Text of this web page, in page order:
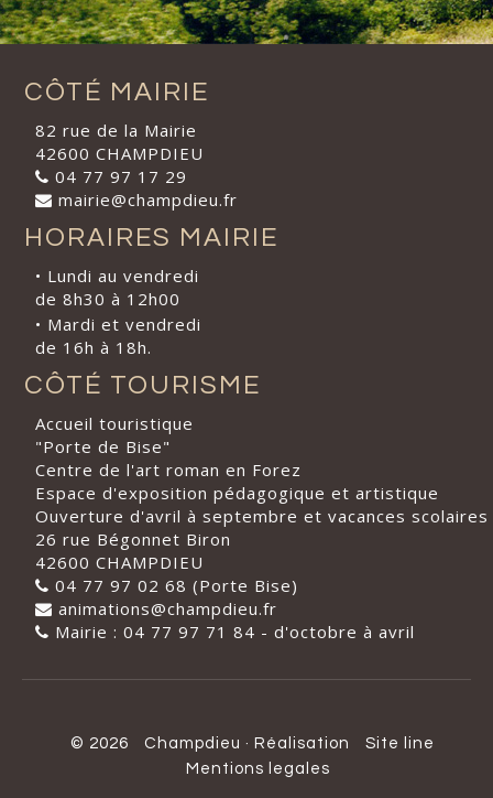
CÔTÉ MAIRIE
82 rue de la Mairie
42600 CHAMPDIEU
04 77 97 17 29
mairie@champdieu.fr
HORAIRES MAIRIE
• Lundi au vendredi
de 8h30 à 12h00
• Mardi et vendredi
de 16h à 18h.
CÔTÉ TOURISME
Accueil touristique
"Porte de Bise"
Centre de l'art roman en Forez
Espace d'exposition pédagogique et artistique
Ouverture d'avril à septembre et vacances scolaires
26 rue Bégonnet Biron
42600 CHAMPDIEU
04 77 97 02 68 (Porte Bise)
animations@champdieu.fr
Mairie : 04 77 97 71 84 - d'octobre à avril
© 2026 Champdieu · Réalisation
Site line
Mentions legales